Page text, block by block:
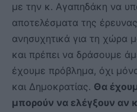
με την κ. Αγαπηδάκη να
αποτελέσματα της
ανησυχητικά για τη χώρα
και πρέπει να δράσουμε
έχουμε πρόβλημα, όχι
και Δημοκρατίας. Θα
μπορούν να ελέγξουν αν